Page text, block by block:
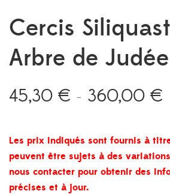
Cercis
Arbre de Judée
45,30 € – 360,00 €
à
Les prix indiqués sont fournis à
peuvent être sujets à des
nous contacter pour obtenir des
précises et à jour.